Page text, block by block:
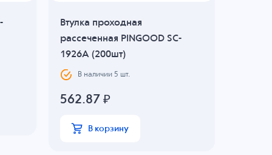
Втулка проходная
рассеченная PINGOOD SC-
1926A (200шт)
В наличии 5 шт.
562.87 ₽
В корзину